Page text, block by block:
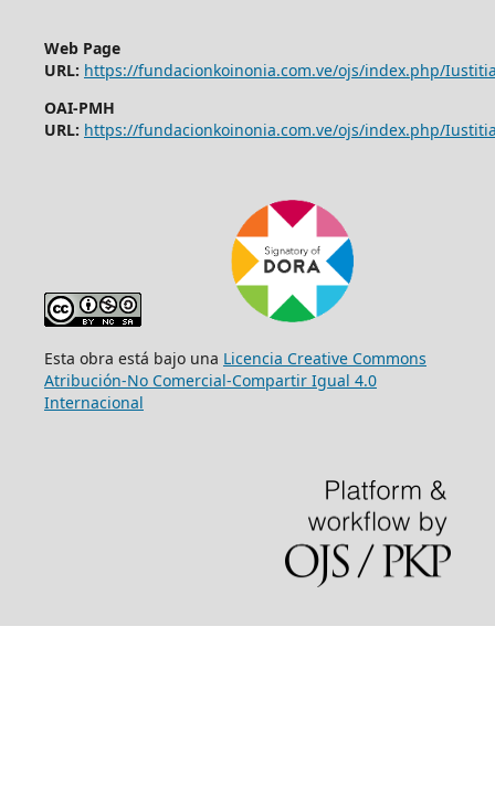
Web Page
URL: https://fundacionkoinonia.com.ve/ojs/index.php/
OAI-PMH
URL: https://fundacionkoinonia.com.ve/ojs/index.php/
Esta obra está bajo una Licencia Creative Commons
Atribución-No Comercial-Compartir Igual 4.0
Internacional